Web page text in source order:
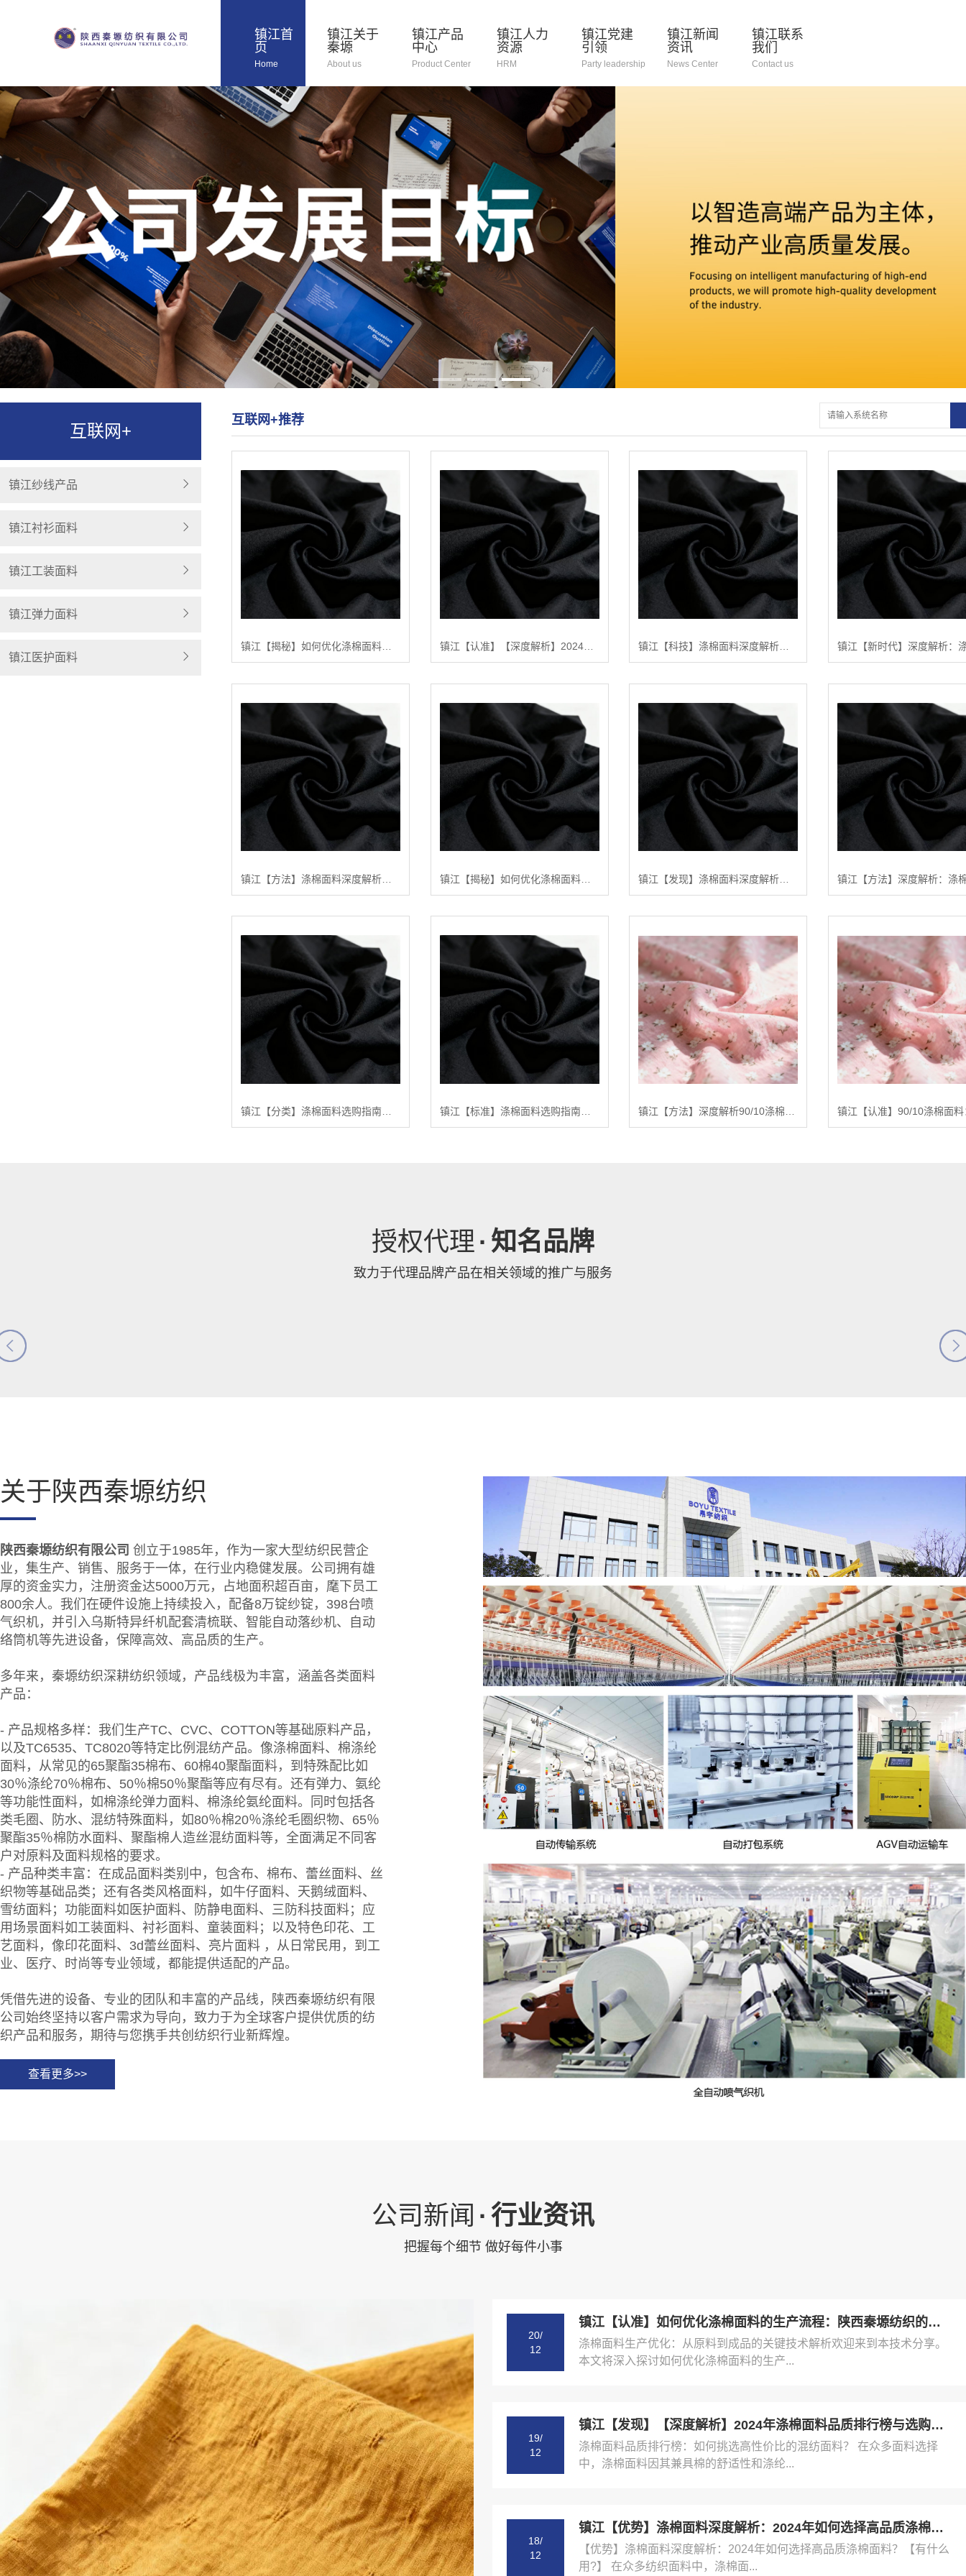
镇江首
页
Home
镇江关于
秦塬
About us
镇江产品
中心
Product Center
镇江人力
资源
HRM
镇江党建
引领
Party leadership
镇江新闻
资讯
News Center
镇江联系
我们
Contact us
互联网+
镇江纱线产品
镇江衬衫面料
镇江工装面料
镇江弹力面料
镇江医护面料
互联网+推荐
镇江【认准】【深度解析】2024年涤棉面料品质排行榜与选购指南【怎么做?】
镇江【揭秘】如何优化涤棉面料的染色效果：陕西秦塬纺织的深度技术指南【怎么做?】
镇江【分类】涤棉面料选购指南：2024年【高性价比】涤棉面料供应商排行【很重要?】 镇江【标准】涤棉面料选购指南：2024年五大高品质涤棉面料推荐【深度解析】【是什么?】 镇江【方法】深度解析90/10涤棉面料：基于全产业链优势的品质控制与未来趋势报告【精梳涤棉坯布长期供应合作案例】【有什么用?】
授权代理 · 知名品牌
致力于代理品牌产品在相关领域的推广与服务
关于陕西秦塬纺织
陕西秦塬纺织有限公司 创立于1985年，作为一家大型纺织民营企
业，集生产、销售、服务于一体，在行业内稳健发展。公司拥有雄
厚的资金实力，注册资金达5000万元，占地面积超百亩，麾下员工
800余人。我们在硬件设施上持续投入，配备8万锭纱锭，398台喷
气织机，并引入乌斯特异纤机配套清梳联、智能自动落纱机、自动
络筒机等先进设备，保障高效、高品质的生产。
多年来，秦塬纺织深耕纺织领域，产品线极为丰富，涵盖各类面料
产品：
- 产品规格多样：我们生产TC、CVC、COTTON等基础原料产品，
以及TC6535、TC8020等特定比例混纺产品。像涤棉面料、棉涤纶
面料，从常见的65聚酯35棉布、60棉40聚酯面料，到特殊配比如
30％涤纶70％棉布、50％棉50％聚酯等应有尽有。还有弹力、氨纶
等功能性面料，如棉涤纶弹力面料、棉涤纶氨纶面料。同时包括各
类毛圈、防水、混纺特殊面料，如80％棉20％涤纶毛圈织物、65％
聚酯35％棉防水面料、聚酯棉人造丝混纺面料等，全面满足不同客
户对原料及面料规格的要求。
- 产品种类丰富：在成品面料类别中，包含布、棉布、蕾丝面料、丝
织物等基础品类；还有各类风格面料，如牛仔面料、天鹅绒面料、
雪纺面料；功能面料如医护面料、防静电面料、三防科技面料；应
用场景面料如工装面料、衬衫面料、童装面料；以及特色印花、工
艺面料，像印花面料、3d蕾丝面料、亮片面料 ，从日常民用，到工
业、医疗、时尚等专业领域，都能提供适配的产品。
凭借先进的设备、专业的团队和丰富的产品线，陕西秦塬纺织有限
公司始终坚持以客户需求为导向，致力于为全球客户提供优质的纺
织产品和服务，期待与您携手共创纺织行业新辉煌。
查看更多>>
公司新闻 · 行业资讯
把握每个细节 做好每件小事
20/
12
镇江【认准】如何优化涤棉面料的生产流程：陕西秦塬纺织的实践指南【怎么用?】
涤棉面料生产优化：从原料到成品的关键技术解析欢迎来到本技术分享。
本文将深入探讨如何优化涤棉面料的生产...
19/
12
镇江【发现】【深度解析】2024年涤棉面料品质排行榜与选购指南【很重要?】
涤棉面料品质排行榜：如何挑选高性价比的混纺面料？ 在众多面料选择
中，涤棉面料因其兼具棉的舒适性和涤纶...
18/
12
镇江【优势】涤棉面料深度解析：2024年如何选择高品质涤棉面料？【有什么用?】
【优势】涤棉面料深度解析：2024年如何选择高品质涤棉面料？【有什么
用?】 在众多纺织面料中，涤棉面...